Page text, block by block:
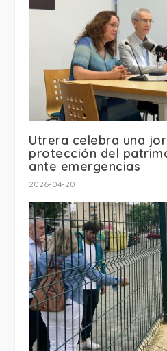
Utrera celebra una
protección del
ante emergencias
2026-04-20